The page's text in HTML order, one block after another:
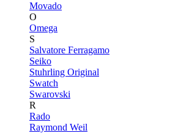
Movado
O
Omega
S
Salvatore Ferragamo
Seiko
Stuhrling Original
Swatch
Swarovski
R
Rado
Raymond Weil